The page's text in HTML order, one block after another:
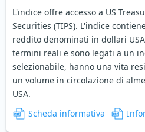
L'indice offre accesso a US
Securities (TIPS). L'indice
reddito denominati in dollari
termini reali e sono legati a un
selezionabile, hanno una vita
un volume in circolazione di
USA.
Scheda informativa